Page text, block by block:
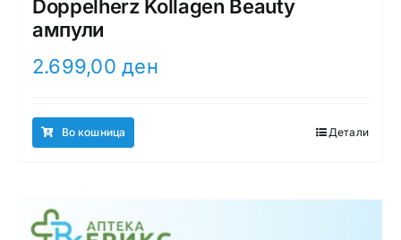
Doppelherz Kollagen Beauty
ампули
2.699,00ден
Во кошница Детали